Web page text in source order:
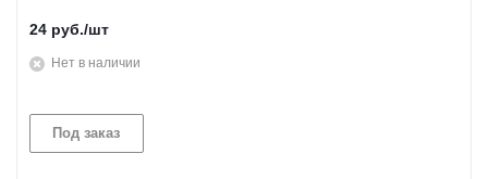
24 руб./шт
Нет в наличии
Под заказ